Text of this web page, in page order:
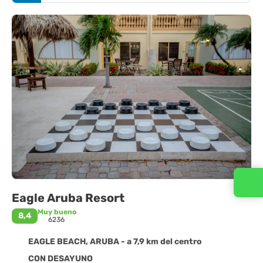
Eagle Aruba Resort
8,4
Muy bueno
6236
EAGLE BEACH, ARUBA - a 7,9 km del centro
CON DESAYUNO
Contacta con nosotros